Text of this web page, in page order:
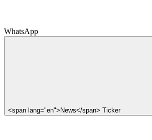
WhatsApp
<span lang="en">News</span> Ticker